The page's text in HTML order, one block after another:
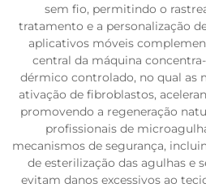
sem fio, permitindo o
tratamento e a personalização
aplicativos móveis
central da máquina
dérmico controlado, no qual as
ativação de fibroblastos,
promovendo a regeneração
profissionais de
mecanismos de segurança,
de esterilização das agulhas e
evitam danos excessivos ao